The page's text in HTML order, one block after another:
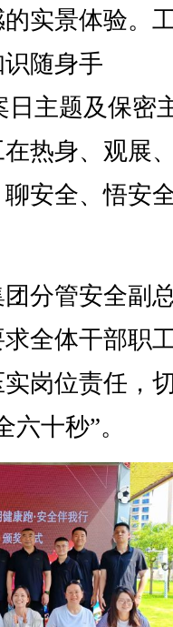
实景体验。
随身手
日主题及保密
热身、观展
安全、悟安
分管安全副
全体干部职
岗位责任，
十秒”。